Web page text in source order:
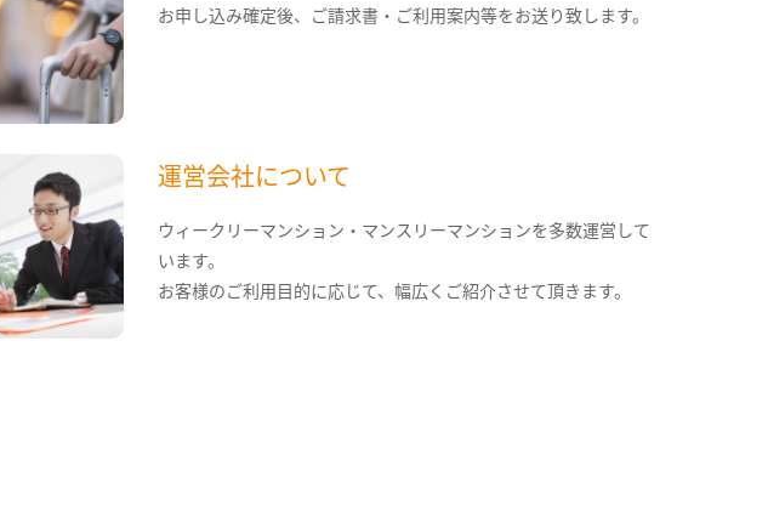
お申し込み確定後、ご請求書・ご利用案内等をお送り致します。
運営会社について
ウィークリーマンション・マンスリーマンションを多数運営して
います。
お客様のご利用目的に応じて、幅広くご紹介させて頂きます。